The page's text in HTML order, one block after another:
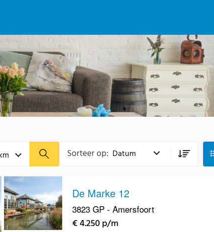
Sorteer op:
De Marke 12
3823 GP - Amersfoort
€ 4.250 p/m